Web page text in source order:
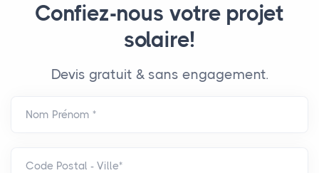
Confiez-nous votre projet
solaire!
Devis gratuit & sans engagement.
Nom Prénom *
Code Postal - Ville*